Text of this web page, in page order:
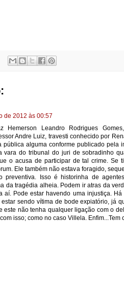
de 2012 às 00:57
Hemerson Leandro Rodrigues
Andre Luiz, travesti conhecido por
pública alguma conforme publicado pela
vara do tribunal do juri de sobradinho
o acusa de participar de tal crime. Se
Ele também não estava foragido,
preventiva. Isso é historinha de
da tragédia alheia. Podem ir atras da
aí. Pode estar havendo uma injustiça.
sendo vítima de bode expiatório, já
este não tenha qualquer ligação com o
isso; como no caso Villela. Enfim...Tem